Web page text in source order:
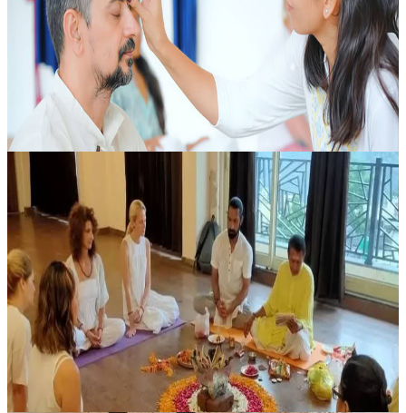
Lasciati alle spalle il ritmo frenetico della vita quotidiana e concediti
14 giorni di pratica e rigenerazione a Rishikesh, in un contesto in cui
il tempo sembra rallentare e lo spazio interiore si ap...
949,00 USD
9 agosto 2026 03:30
Rishikesh, India
Ritiro di yoga e benessere di 7 giorni a Rishikesh,
India
Ritrova il contatto con il corpo, la mente e una calma più profonda
durante questo ritiro di 7 giorni dedicato al benessere e allo yoga a
Rishikesh, in India. Ospitata da Aadhya Yogshala, in un contes...
500,00 USD
9 agosto 2026
07:30
Rishikesh, India